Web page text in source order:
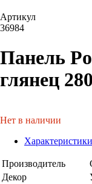
Артикул
36984
Панель
глянец
Нет в наличии
Характеристики
Производитель
Декор